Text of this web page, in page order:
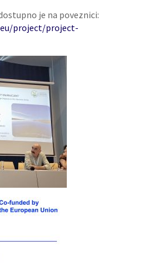
je na poveznici:
project/project-